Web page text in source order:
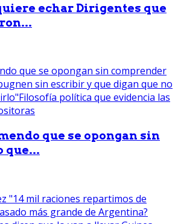
echar Dirigentes que
que se opongan sin
que...